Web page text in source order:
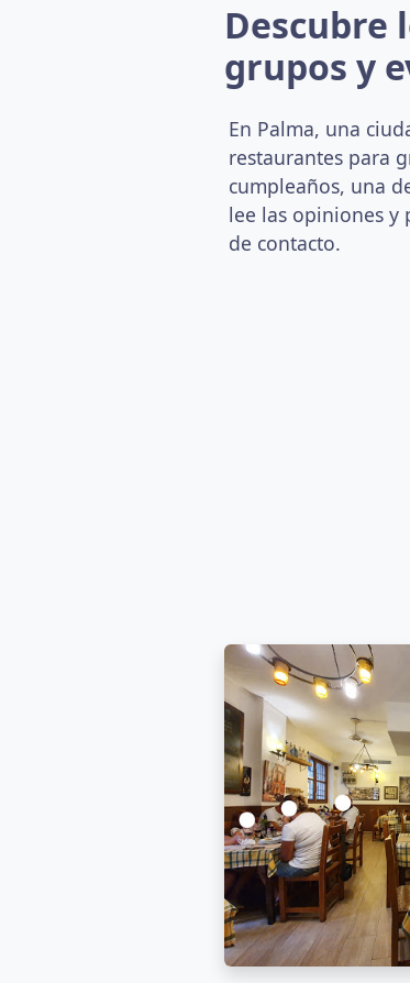
Descubre
grupos y
En Palma, una
restaurantes para
cumpleaños, una
lee las opiniones y
de contacto.